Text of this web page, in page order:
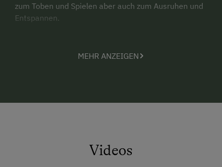
zum Toben und Spielen aber auch zum Ausruhen und
Entspannen.
Dienstag einen Ausflug auf die Alm zum Forellen
am Hof vorbei. Im Winter gondeln Sie zum Schifahren
MEHR ANZEIGEN
Videos